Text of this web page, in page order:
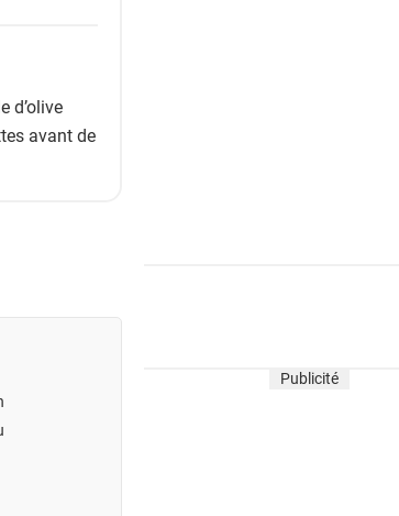
d’olive
avant de
Publicité